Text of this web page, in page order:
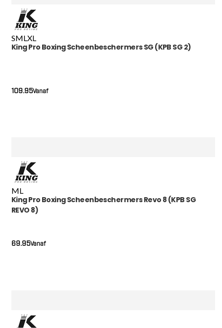
SML XL
King Pro Boxing Scheenbeschermers SG (KPB SG 2)
Vanaf
109.95
ML
King Pro Boxing Scheenbeschermers Revo 8 (KPB SG
REVO 8)
Vanaf
69.95